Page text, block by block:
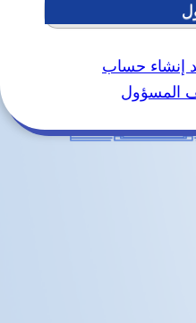
إنشاء حساب
المسؤول